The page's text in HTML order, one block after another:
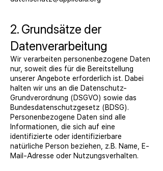
2. Grundsätze der
Datenverarbeitung
Wir verarbeiten personenbezogene Daten
nur, soweit dies für die Bereitstellung
unserer Angebote erforderlich ist. Dabei
halten wir uns an die Datenschutz-
Grundverordnung (DSGVO) sowie das
Bundesdatenschutzgesetz (BDSG).
Personenbezogene Daten sind alle
Informationen, die sich auf eine
identifizierte oder identifizierbare
natürliche Person beziehen, z.B. Name, E-
Mail-Adresse oder Nutzungsverhalten.